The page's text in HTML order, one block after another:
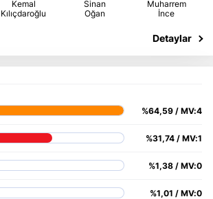
%64,59 / MV:4
%31,74 / MV:1
%1,38 / MV:0
%1,01 / MV:0